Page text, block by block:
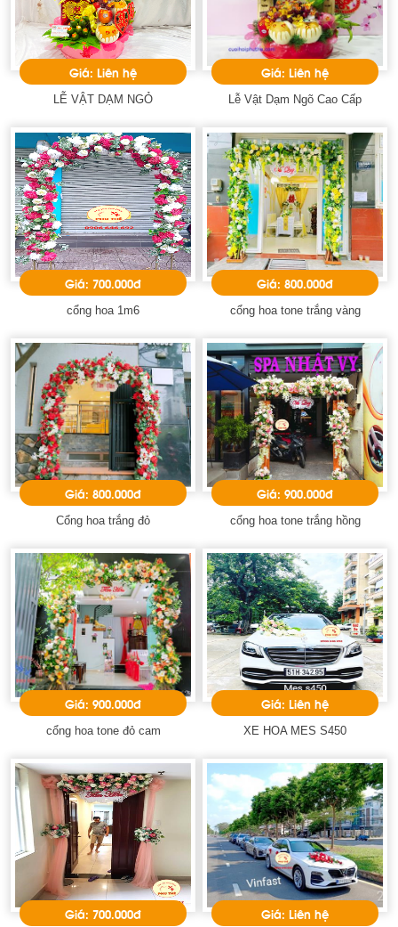
Giá: Liên hệ
LỄ VẬT DẠM NGỎ
Giá: Liên hệ
Lễ Vật Dạm Ngõ Cao Cấp
Giá: 700.000đ
cổng hoa 1m6
Giá: 800.000đ
cổng hoa tone trắng vàng
Giá: 800.000đ
Cổng hoa trắng đỏ
Giá: 900.000đ
cổng hoa tone trắng hồng
Giá: 900.000đ
cổng hoa tone đỏ cam
Giá: Liên hệ
XE HOA MES S450
Giá: 700.000đ Giá: Liên hệ